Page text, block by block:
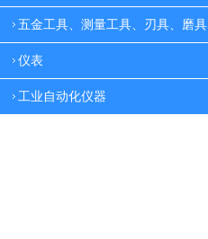
五金工具、测量工具、刃具、磨具
仪表
工业自动化仪器